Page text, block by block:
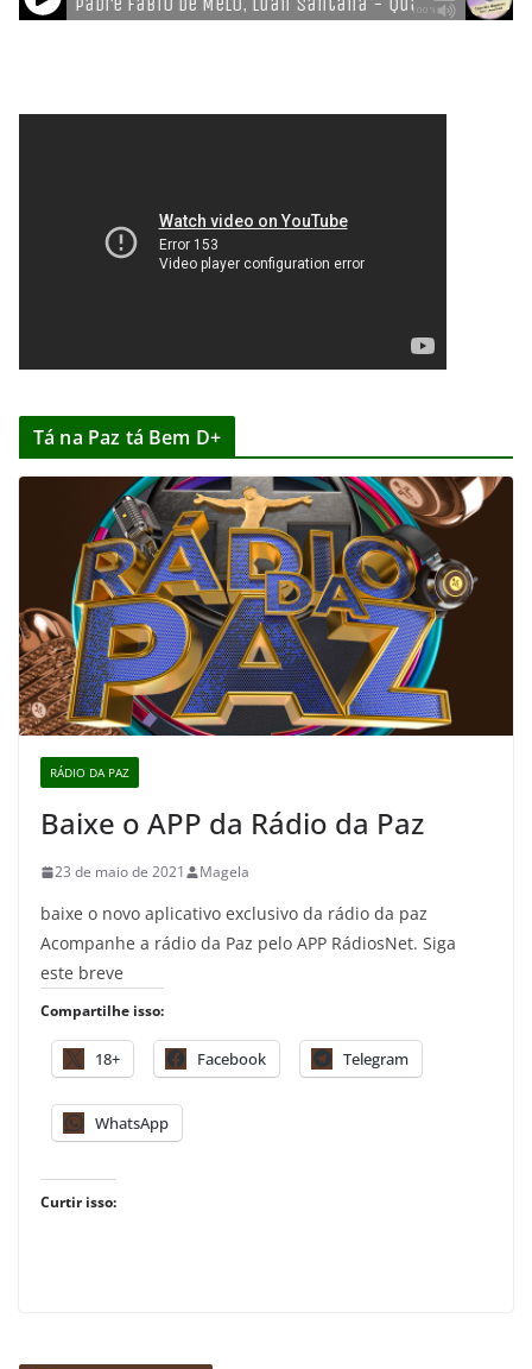
Tá na Paz tá Bem D+
RÁDIO DA PAZ
Baixe o APP da Rádio da Paz
23 de maio de 2021 Magela
baixe o novo aplicativo exclusivo da rádio da paz
Acompanhe a rádio da Paz pelo APP RádiosNet. Siga
este breve
Compartilhe isso:
18+ Facebook Telegram
WhatsApp
Curtir isso: